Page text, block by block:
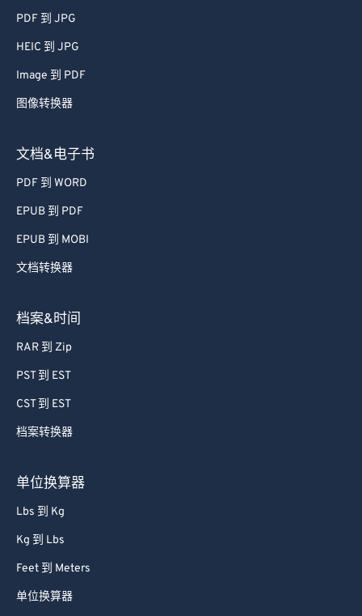
PDF 到 JPG
HEIC 到 JPG
Image 到 PDF
图像转换器
文档&电子书
PDF 到 WORD
EPUB 到 PDF
EPUB 到 MOBI
文档转换器
档案&时间
RAR 到 Zip
PST 到 EST
CST 到 EST
档案转换器
单位换算器
Lbs 到 Kg
Kg 到 Lbs
Feet 到 Meters
单位换算器